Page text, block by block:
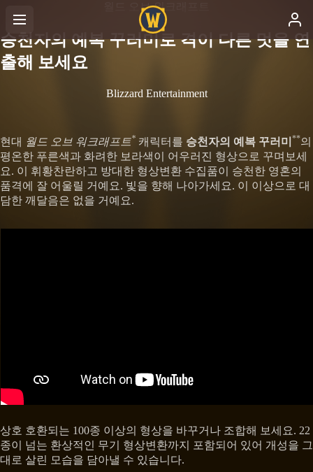
월드 오브 워크래프트
승천자의 예복 꾸러미로 격이 다른 멋을 연
출해 보세요
Blizzard Entertainment
현대 월드 오브 워크래프트* 캐릭터를 승천자의 예복 꾸러미 **의
평온한 푸른색과 화려한 보라색이 어우러진 형상으로 꾸며보세
요. 이 휘황찬란하고 방대한 형상변환 수집품이 승천한 영혼의
품격에 잘 어울릴 거예요. 빛을 향해 나아가세요. 이 이상으로 대
담한 깨달음은 없을 거예요.
상호 호환되는 100종 이상의 형상을 바꾸거나 조합해 보세요. 22
종이 넘는 환상적인 무기 형상변환까지 포함되어 있어 개성을 그
대로 살린 모습을 담아낼 수 있습니다.